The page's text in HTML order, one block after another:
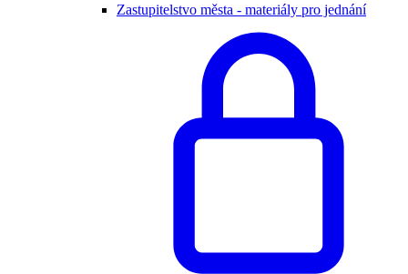
Zastupitelstvo města - materiály pro jednání